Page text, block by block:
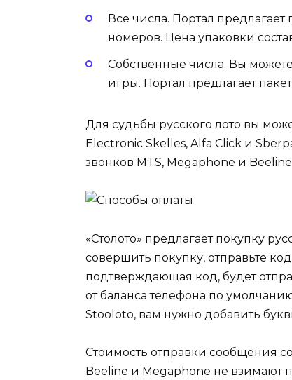
Все числа. Портал
номеров. Цена упаковки
Собственные числа. Вы
игры. Портал предлагает
Для судьбы русского лото вы
Electronic Skelles, Alfa Click и
звонков MTS, Megaphone и
«Столото» предлагает покупку
совершить покупку, отправьте
подтверждающая код, будет
от баланса телефона по
Stooloto, вам нужно добавить
Стоимость отправки сообщения
Beeline и Megaphone не взимают